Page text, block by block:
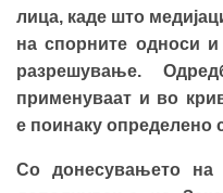
лица, каде што
на спорните односи
разрешување.
применуваат и во
е поинаку определено
Со донесувањето на